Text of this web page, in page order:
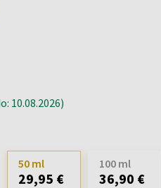
10.08.2026)
50 ml
29,95 €
100 ml
36,90 €